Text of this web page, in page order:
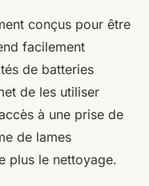
conçus pour être
facilement
de batteries
de les utiliser
à une prise de
de lames
plus le nettoyage.